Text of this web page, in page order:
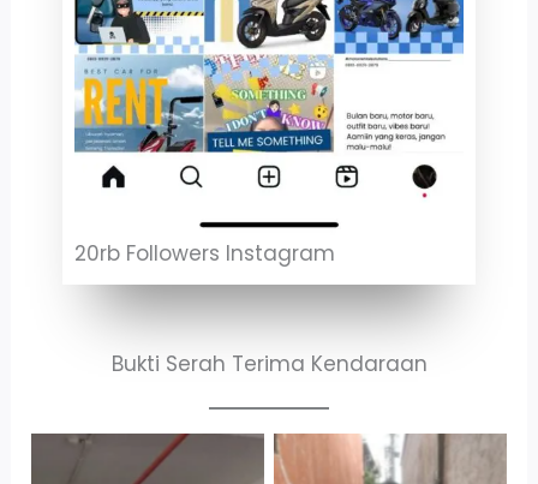
20rb Followers Instagram
Bukti Serah Terima Kendaraan